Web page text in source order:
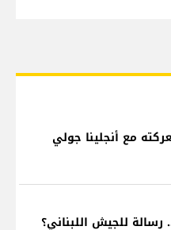
مع أنجلينا جولي
للجيش اللبناني؟